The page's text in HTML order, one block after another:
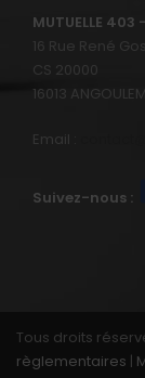
MUTUELLE
16 Rue René
CS 20000
16013
Email :
Suivez-nous :
Tous droits
règlementaires |